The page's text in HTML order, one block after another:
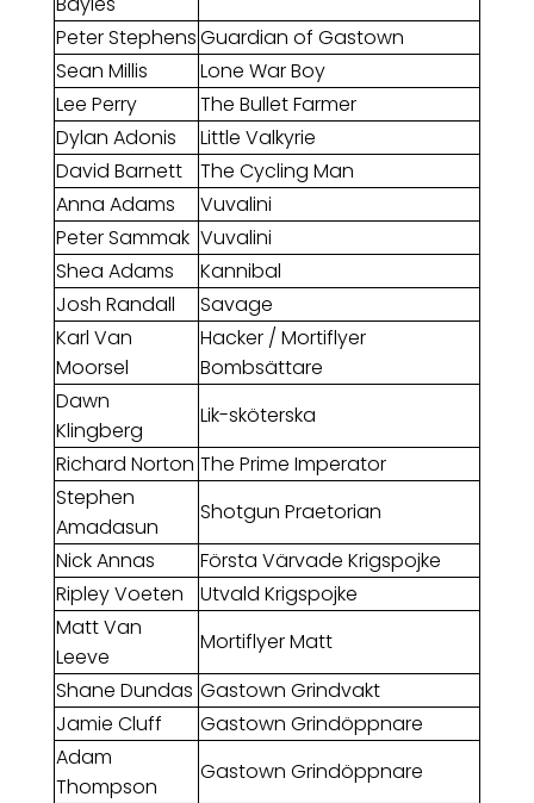
Peter StephensGuardian of Gastown
Sean Millis
Lone War Boy
Lee Perry
The Bullet Farmer
Dylan Adonis
Little Valkyrie
David Barnett
The Cycling Man
Anna Adams
Vuvalini
Peter Sammak Vuvalini
Shea Adams
Kannibal
Josh Randall
Savage
Karl Van
Moorsel
Hacker / Mortiflyer
Bombsättare
Dawn
Klingberg
Lik-sköterska
Richard Norton The Prime Imperator
Stephen
Amadasun
Shotgun Praetorian
Nick Annas
Första Värvade Krigspojke
Ripley Voeten
Utvald Krigspojke
Matt Van
Leeve
Mortiflyer Matt
Shane Dundas Gastown Grindvakt
Jamie Cluff
Gastown Grindöppnare
Adam
Thompson
Gastown Grindöppnare